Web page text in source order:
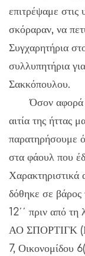
επιτρέψαμε στις
σκόραραν, να
Συγχαρητήρια
συλλυπητήρια
Σακκόπουλου.
Όσον αφορά τη
αιτία της ήττας
παρατηρήσουμε
στα φάουλ που
Χαρακτηριστικά
δόθηκε σε βάρος
12΄΄ πριν από τη
ΑΟ ΣΠΟΡΤΙΓΚ
7, Οικονομίδου